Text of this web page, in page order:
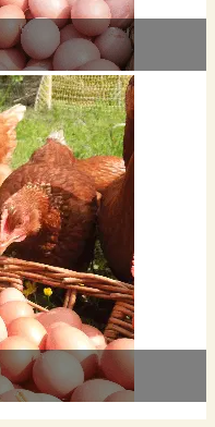
garantis bio, céréales
bêtes ainsi qu'un poulailler
lequel ces dames pourront
en agriculture biologique,
en mars 2020.
légumes que vous allez manger,
et nous rendre visite...